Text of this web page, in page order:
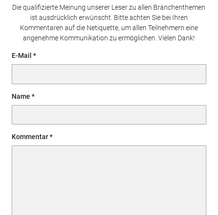
Die qualifizierte Meinung unserer Leser zu allen Branchenthemen
ist ausdrücklich erwünscht. Bitte achten Sie bei Ihren
Kommentaren auf die Netiquette, um allen Teilnehmern eine
angenehme Kommunikation zu ermöglichen. Vielen Dank!
E-Mail
Name
Kommentar